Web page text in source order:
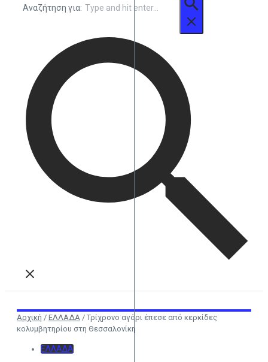
Αναζήτηση για:
Αρχική / ΕΛΛΑΔΑ / Τρίχρονο αγόρι έπεσε από κερκίδες
κολυμβητηρίου στη Θεσσαλονίκη
ΕΛΛΑΔΑ